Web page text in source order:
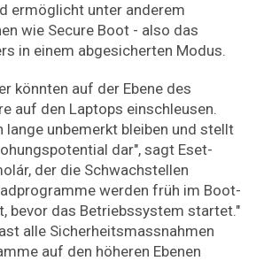
ermöglicht unter anderem
wie Secure Boot - also das
in einem abgesicherten Modus.
könnten auf der Ebene des
auf den Laptops einschleusen.
lange unbemerkt bleiben und stellt
dar", sagt Eset-
der die Schwachstellen
werden früh im Boot-
bevor das Betriebssystem startet."
alle Sicherheitsmassnahmen
auf den höheren Ebenen